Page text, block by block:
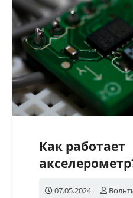
Как работает
07.05.2024